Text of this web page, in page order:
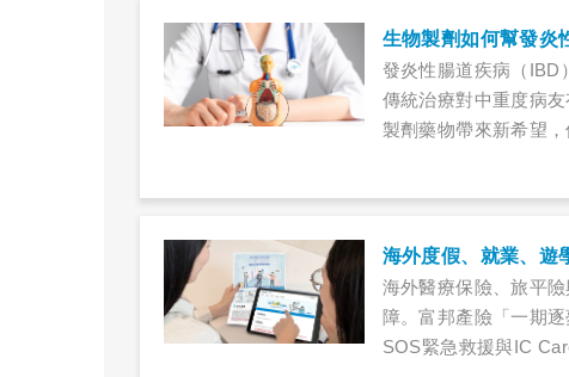
發炎性腸道疾病（IBD
傳統治療對中重度病
製劑藥物帶來新希望
海外醫療保險、旅平
障。富邦產險「一期
SOS緊急救援與IC